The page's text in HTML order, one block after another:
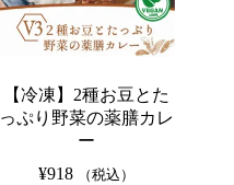
【冷凍】2種お豆とた
っぷり野菜の薬膳カレ
ー
¥918 （税込）